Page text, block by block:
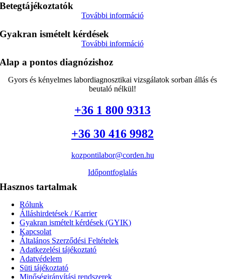
Betegtájékoztatók
További információ
Gyakran ismételt kérdések
További információ
Alap a pontos diagnózishoz
Gyors és kényelmes labordiagnosztikai vizsgálatok sorban állás és
beutaló nélkül!
+36 1 800 9313
+36 30 416 9982
kozpontilabor@corden.hu
Időpontfoglalás
Hasznos tartalmak
Rólunk
Álláshirdetések / Karrier
Gyakran ismételt kérdések (GYIK)
Kapcsolat
Általános Szerződési Feltételek
Adatkezelési tájékoztató
Adatvédelem
Süti tájékoztató
Minőségirányítási rendszerek